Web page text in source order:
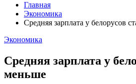
Главная
Экономика
Средняя зарплата у белорусов
Экономика
Средняя зарплата у
меньше